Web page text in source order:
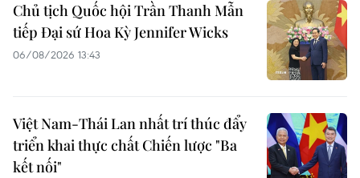
Chủ tịch Quốc hội Trần Thanh Mẫn
tiếp Đại sứ Hoa Kỳ Jennifer Wicks
06/08/2026 13:43
Việt Nam-Thái Lan nhất trí thúc đẩy
triển khai thực chất Chiến lược "Ba
kết nối"